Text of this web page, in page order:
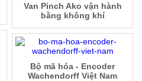
Van Pinch Ako vận hành
bằng không khí
Bộ mã hóa - Encoder
Wachendorff Việt Nam